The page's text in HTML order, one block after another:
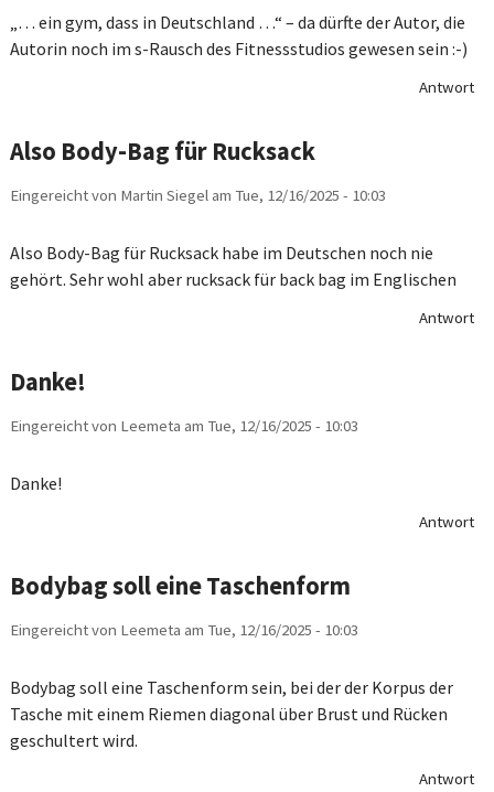
„… ein gym, dass in Deutschland …“ – da dürfte der Autor, die
Autorin noch im s-Rausch des Fitnessstudios gewesen sein :-)
Antwort
Also Body-Bag für Rucksack
Eingereicht von Martin Siegelam Tue, 12/16/2025 - 10:03
Also Body-Bag für Rucksack habe im Deutschen noch nie
gehört. Sehr wohl aber rucksack für back bag im Englischen
Antwort
Danke!
Eingereicht von Leemeta am Tue, 12/16/2025 - 10:03
Danke!
Antwort
Bodybag soll eine Taschenform
Eingereicht von Leemeta am Tue, 12/16/2025 - 10:03
Bodybag soll eine Taschenform sein, bei der der Korpus der
Tasche mit einem Riemen diagonal über Brust und Rücken
geschultert wird.
Antwort